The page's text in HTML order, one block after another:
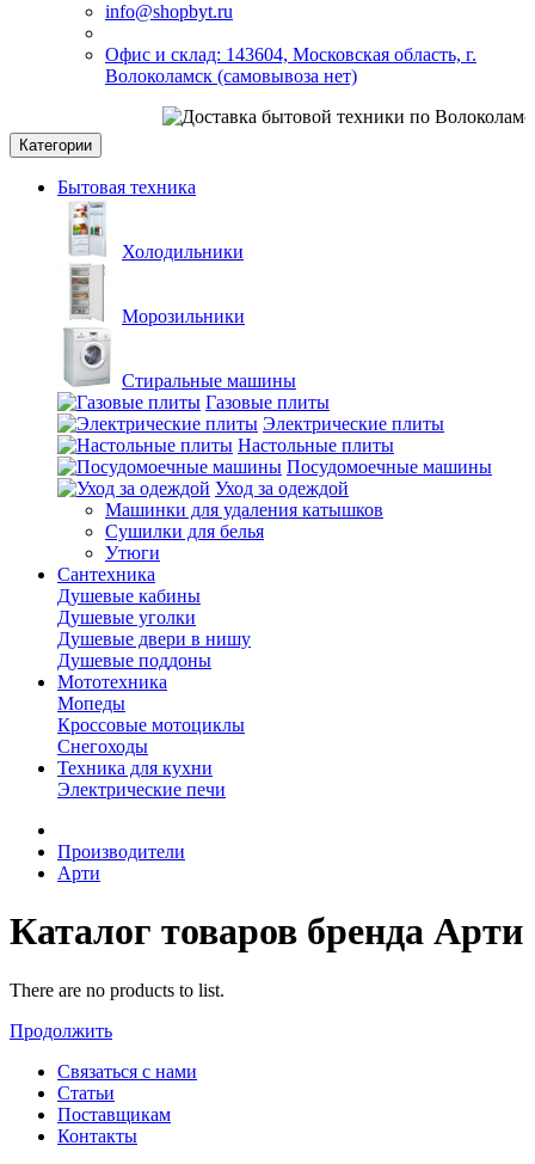
info@shopbyt.ru
Офис и склад: 143604, Московская область, г.
Волоколамск (самовывоза нет)
Категории
Бытовая техника
Холодильники
Морозильники
Стиральные машины
Газовые плиты
Электрические плиты
Настольные плиты
Посудомоечные машины
Уход за одеждой
Машинки для удаления катышков
Сушилки для белья
Утюги
Сантехника
Душевые кабины
Душевые уголки
Душевые двери в нишу
Душевые поддоны
Мототехника
Мопеды
Кроссовые мотоциклы
Снегоходы
Техника для кухни
Электрические печи
Производители
Арти
Каталог товаров бренда Арти
There are no products to list.
Продолжить
Связаться с нами
Статьи
Поставщикам
Контакты